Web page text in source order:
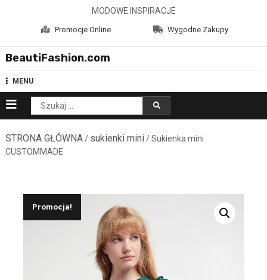
MODOWE INSPIRACJE
Promocje Online Wygodne Zakupy
BeautiFashion.com
MENU
Szukaj:
STRONA GŁÓWNA/ sukienki mini/ Sukienka mini
CUSTOMMADE
Promocja!